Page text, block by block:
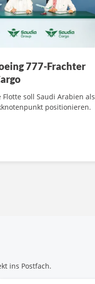
777-Frachter
soll Saudi Arabien als
positionieren.
ins Postfach.